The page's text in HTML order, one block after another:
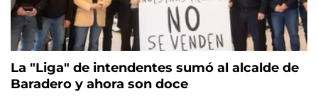
La "Liga" de intendentes sumó al alcalde de
Baradero y ahora son doce